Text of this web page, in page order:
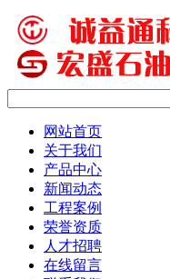
网站首页
关于我们
产品中心
新闻动态
工程案例
荣誉资质
人才招聘
在线留言